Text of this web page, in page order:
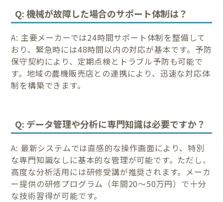
Q: 機械が故障した場合のサポート体制は？
A: 主要メーカーでは24時間サポート体制を整備して
おり、緊急時には48時間以内の対応が基本です。予防
保守契約により、定期点検とトラブル予防も可能で
す。地域の農機販売店との連携により、迅速な対応体
制を構築できます。
Q: データ管理や分析に専門知識は必要ですか？
A: 最新システムでは直感的な操作画面により、特別
な専門知識なしに基本的な管理が可能です。ただし、
高度な分析活用には研修受講が推奨されます。メーカ
ー提供の研修プログラム（年間20〜50万円）で十分
な技術習得が可能です。